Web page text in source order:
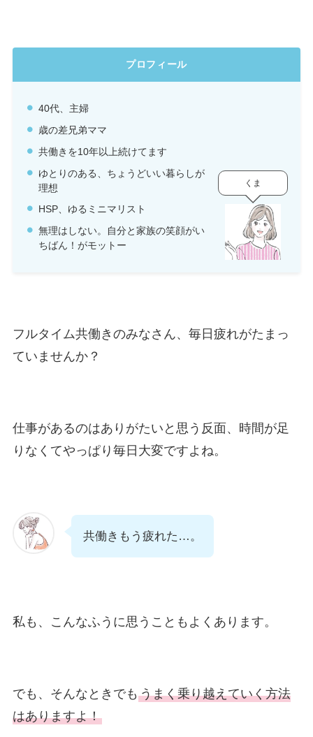
プロフィール
40代、主婦
歳の差兄弟ママ
共働きを10年以上続けてます
ゆとりのある、ちょうどいい暮らしが
理想
HSP、ゆるミニマリスト
無理はしない。自分と家族の笑顔がい
ちばん！がモットー
くま
フルタイム共働きのみなさん、毎日疲れがたまっ
ていませんか？
仕事があるのはありがたいと思う反面、時間が足
りなくてやっぱり毎日大変ですよね。
共働きもう疲れた…。
私も、こんなふうに思うこともよくあります。
でも、そんなときでも うまく乗り越えていく方法
はありますよ！